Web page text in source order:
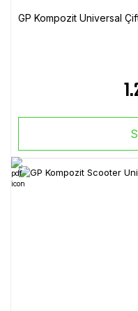
GP Kompozit Universal